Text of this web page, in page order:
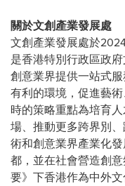
關於文創產業發展處
文創產業發展處於
是香港特別行政區政
創意業界提供一站式
有利的環境，促進藝
時的策略重點為培育
場、推動更多跨界別
術和創意業界產業化
都，並在社會營造創
要》下香港作為中外文